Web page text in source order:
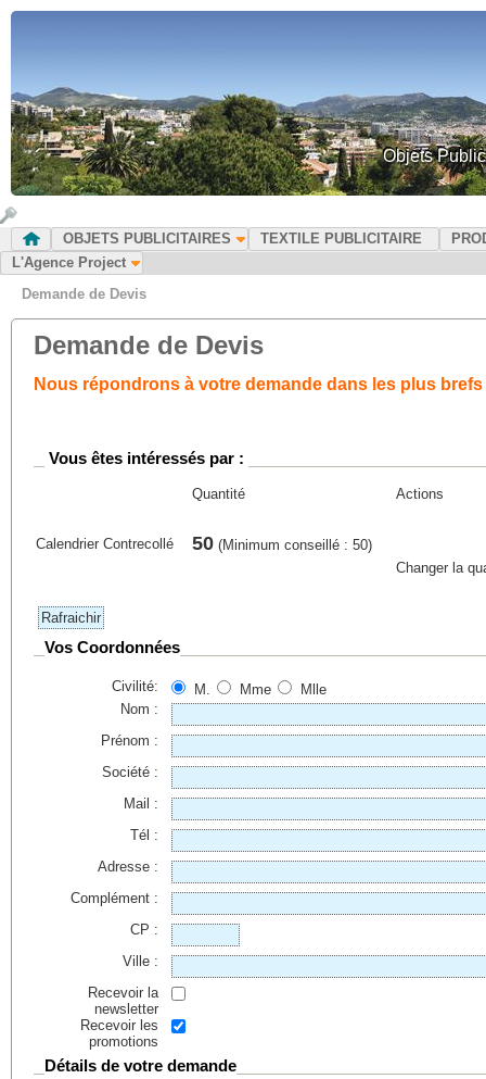
Objets
OBJETS PUBLICITAIRES TEXTILE PUBLICITAIRE
L'Agence Project
Demande de Devis
Demande de Devis
Nous répondrons à votre demande dans les plus brefs
Vous êtes intéressés par :
Quantité Actions
Calendrier Contrecollé 50 (Minimum conseillé : 50)
Changer la
Vos Coordonnées
Civilité: M. Mme
Mlle
Nom :
Prénom :
Société :
Mail :
Tél :
Adresse :
Complément :
CP :
Ville :
Recevoir la
newsletter
Recevoir les
promotions
Détails de votre demande